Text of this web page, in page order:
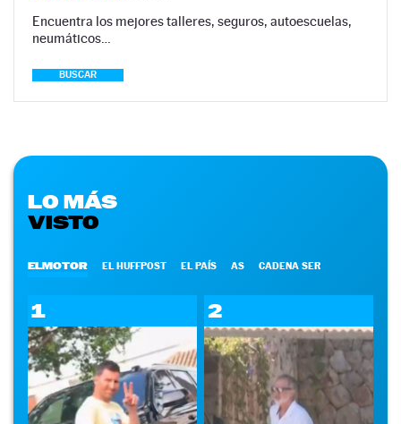
Encuentra los mejores talleres, seguros, autoescuelas,
neumáticos…
BUSCAR
LO MÁS
VISTO
ELMOTOR EL HUFFPOST EL PAÍS AS CADENA SER
1 2